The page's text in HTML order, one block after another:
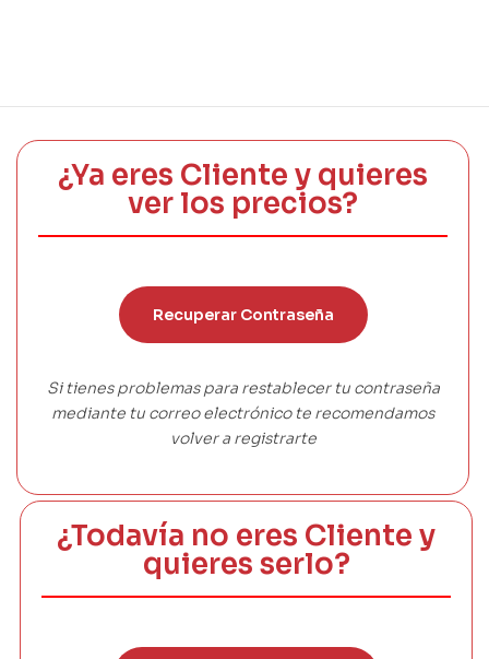
¿Ya eres Cliente y quieres
ver los precios?
Recuperar Contraseña
Si tienes problemas para restablecer tu contraseña
mediante tu correo electrónico te recomendamos
volver a registrarte
¿Todavía no eres Cliente y
quieres serlo?